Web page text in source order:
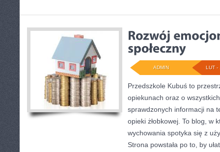
LUT -
ADMIN
Przedszkole Kubuś to
opiekunach oraz o
sprawdzonych informacji na
opieki żłobkowej. To blog, w
wychowania spotyka się z
Strona powstała po to, by